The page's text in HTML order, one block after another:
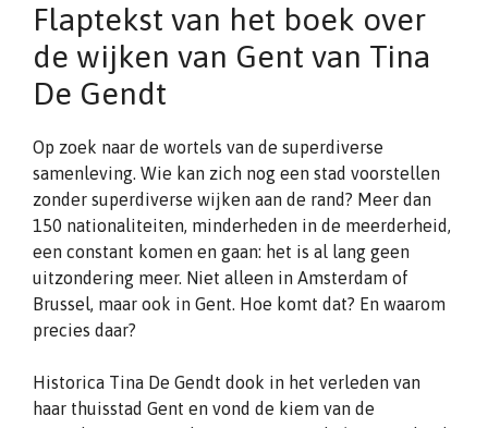
Flaptekst van het boek over
de wijken van Gent van Tina
De Gendt
Op zoek naar de wortels van de superdiverse
samenleving. Wie kan zich nog een stad voorstellen
zonder superdiverse wijken aan de rand? Meer dan
150 nationaliteiten, minderheden in de meerderheid,
een constant komen en gaan: het is al lang geen
uitzondering meer. Niet alleen in Amsterdam of
Brussel, maar ook in Gent. Hoe komt dat? En waarom
precies daar?
Historica Tina De Gendt dook in het verleden van
haar thuisstad Gent en vond de kiem van de